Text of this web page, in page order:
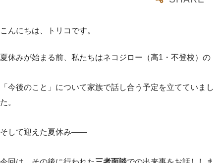
こんにちは、トリコです。
夏休みが始まる前、私たちはネコジロー（高1・不登校）の
「今後のこと」について家族で話し合う予定を立てていまし
た。
そして迎えた夏休み——